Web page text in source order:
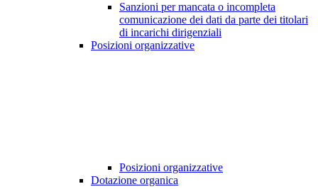
Sanzioni per mancata o incompleta
comunicazione dei dati da parte dei titolari
di incarichi dirigenziali
Posizioni organizzative
Posizioni organizzative
Dotazione organica